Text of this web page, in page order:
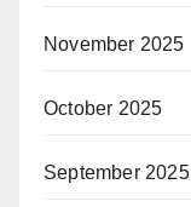
November 2025
October 2025
September 2025